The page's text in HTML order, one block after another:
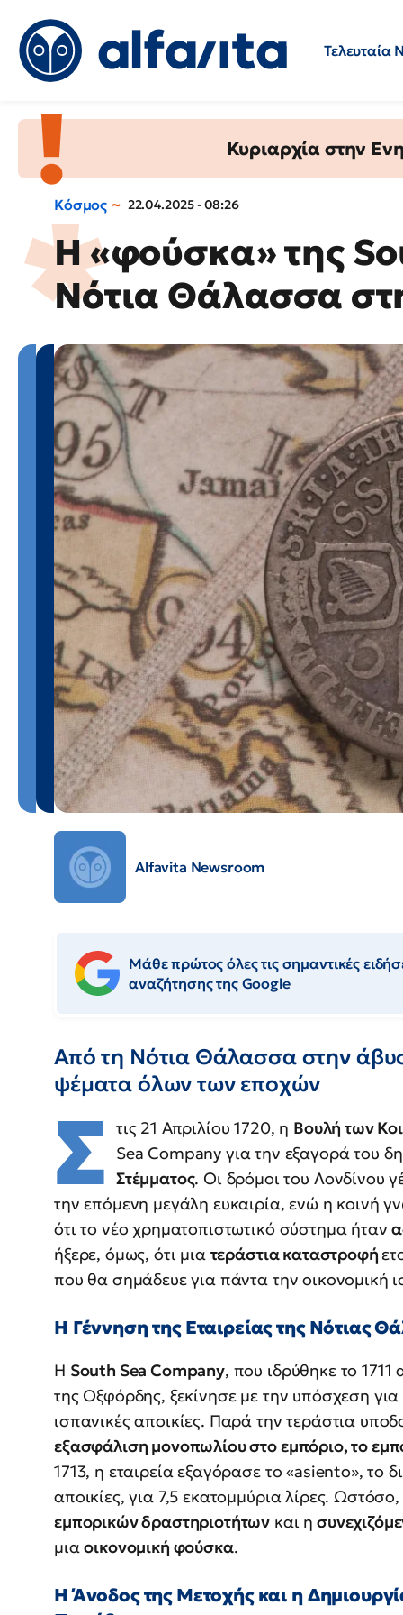
Τελευταία
Κυριαρχία στην
Κόσμος 22.04.2025 - 08:26
Η «φούσκα» της
Νότια Θάλασσα
Alfavita Newsroom
Μάθε πρώτος όλες τις σημαντικές
αναζήτησης της Google
Από τη Νότια Θάλασσα στην
ψέματα όλων των εποχών
Σ τις 21 Απριλίου 1720, η Βουλή των
Sea Company για την εξαγορά του
Στέμματος. Οι δρόμοι του Λονδίνου
την επόμενη μεγάλη ευκαιρία, ενώ η κοινή
ότι το νέο χρηματοπιστωτικό σύστημα ήταν
ήξερε, όμως, ότι μια τεράστια καταστροφή
που θα σημάδευε για πάντα την οικονομική
Η Γέννηση της Εταιρείας της Νότιας
Η South Sea Company, που ιδρύθηκε το
της Οξφόρδης, ξεκίνησε με την υπόσχεση
ισπανικές αποικίες. Παρά την τεράστια
εξασφάλιση μονοπωλίου στο εμπόριο, το
1713, η εταιρεία εξαγόρασε το «asiento»,
αποικίες, για 7,5 εκατομμύρια λίρες.
εμπορικών δραστηριοτήτων και η
μιαοικονομική φούσκα.
Η Άνοδος της Μετοχής και η